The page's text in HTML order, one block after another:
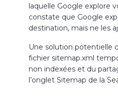
laquelle Google explore
constate que Google
destination, mais ne les
Une solution potentielle
fichier sitemap.xml
non indexées et du
l’onglet Sitemap de la